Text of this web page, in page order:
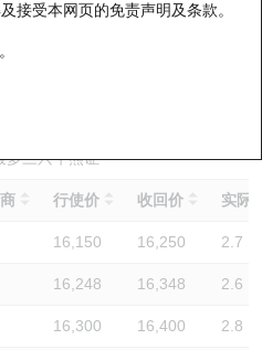
接受本网页的免责声明及条款。
HSI 恒生指数
多三只牛熊证
行使价 收回价 实际
16,150 16,250 2.7
16,248 16,348 2.6
16,300 16,400 2.8